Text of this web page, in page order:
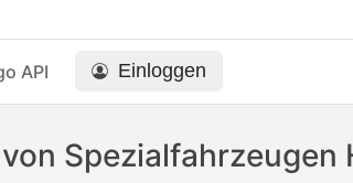
API Einloggen
Spezialfahrzeugen